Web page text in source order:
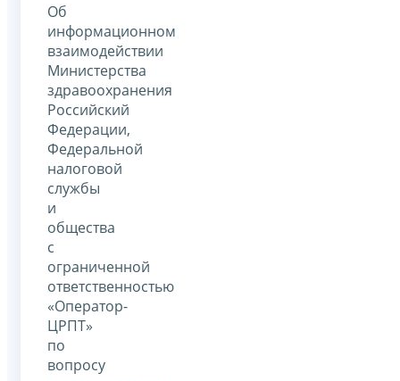
Об
информационном
взаимодействии
Министерства
здравоохранения
Российский
Федерации,
Федеральной
налоговой
службы
и
общества
с
ограниченной
ответственностью
«Оператор-
ЦРПТ»
по
вопросу